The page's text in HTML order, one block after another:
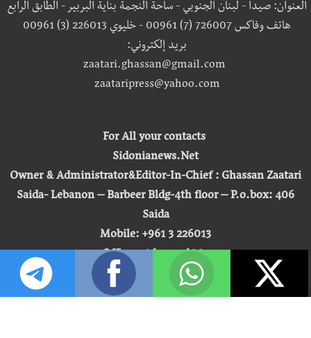
العنوان: صيدا - لبنان الجنوبي - ساحة النجمة بناية البربير - الطابق الرابع
هاتف وفاكس 726007 (7) 00961 - خليوي 226013 (3) 00961
بريد إلكتروني:
zaatari.ghassan@gmail.com
zaataripress@yahoo.com
For All your contacts
Sidonianews.Net
Owner & Administrator&Editor-In-Chief : Ghassan Zaatari
Saida- Lebanon – Barbeer Bldg-4th floor – P.o.box: 406
Saida
Mobile: +961 3 226013
Office: +961 7 726007
Email:
zaatari.ghassan@gmail.com